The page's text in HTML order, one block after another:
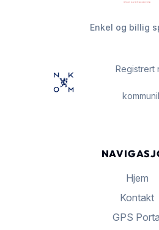
Enkel og billig
Registrert
Hjem
Kontakt
GPS